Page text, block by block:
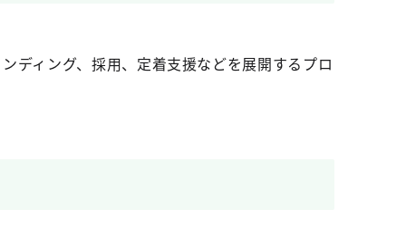
ディング、採用、定着支援などを展開するプロ